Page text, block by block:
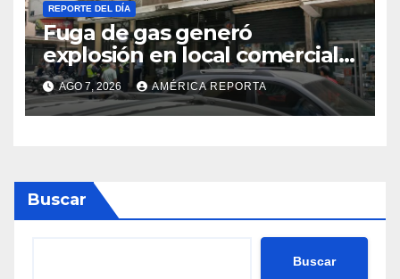
REPORTE DEL DÍA
Fuga de gas generó
explosión en local comercial
de Chacao
AGO 7, 2026 AMÉRICA REPORTA
Buscar
Buscar